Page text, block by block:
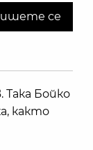
Така Бойко
както